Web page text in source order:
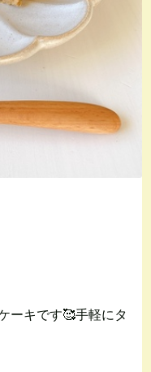
ーキです🥰手軽にタ